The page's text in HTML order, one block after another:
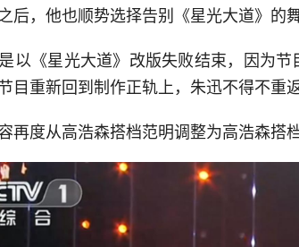
后，他也顺势选择告别《星光大道》的舞
以《星光大道》改版失败结束，因为
目重新回到制作正轨上，朱迅不得不重返
再度从高浩森搭档范明调整为高浩森搭档